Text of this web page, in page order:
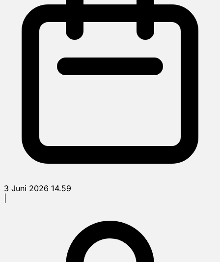
3 Juni 2026 14.59